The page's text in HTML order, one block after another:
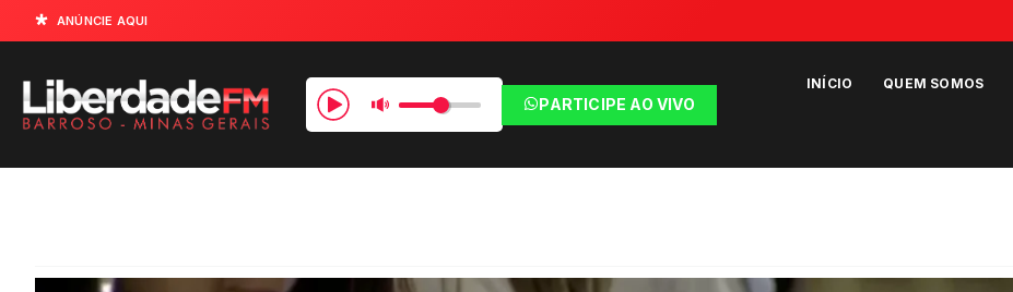
ANÚNCIE AQUI
PARTICIPE AO VIVO
INÍCIO QUEM SOMOS